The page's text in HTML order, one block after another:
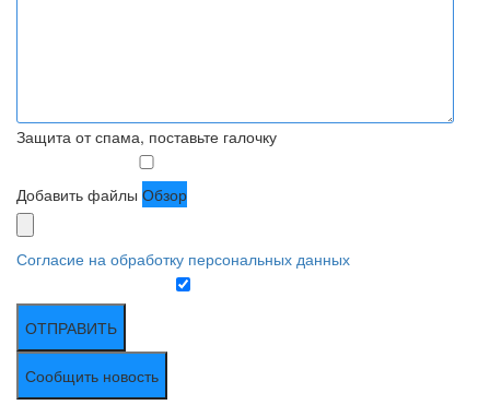
Защита от спама, поставьте галочку
Добавить файлы Обзор
Согласие на обработку персональных данных
ОТПРАВИТЬ
Сообщить новость